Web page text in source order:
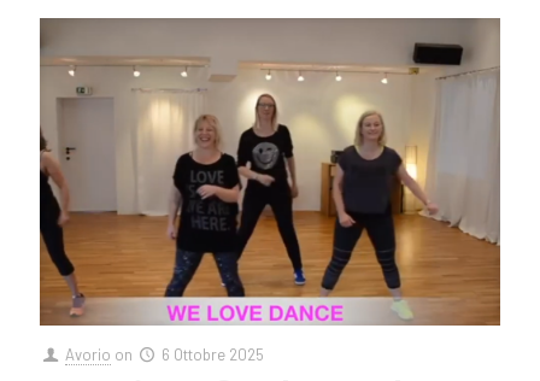
Avorio on 6 Ottobre 2025